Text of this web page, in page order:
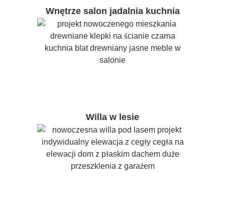
Wnętrze salon jadalnia kuchnia
Willa w lesie